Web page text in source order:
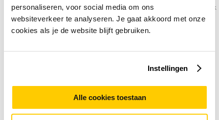
personaliseren, voor social media om ons
websiteverkeer te analyseren. Je gaat akkoord met onze
cookies als je de website blijft gebruiken.
Instellingen
Alle cookies toestaan
Vergelijk Vergelijk